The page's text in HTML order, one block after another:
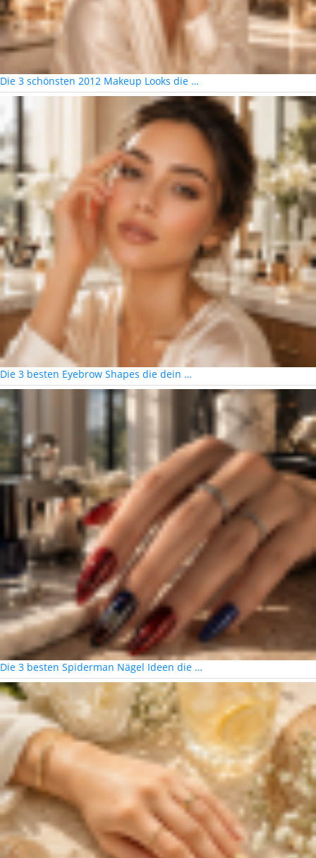
Die 3 schönsten 2012 Makeup Looks die …
Die 3 besten Eyebrow Shapes die dein …
Die 3 besten Spiderman Nägel Ideen die …